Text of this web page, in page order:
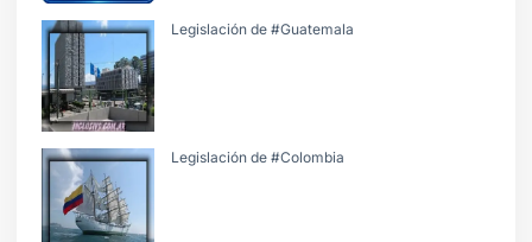
Legislación de #Guatemala
Legislación de #Colombia